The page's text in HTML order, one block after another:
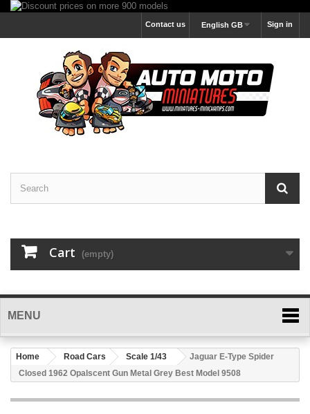
Sign in
English GB
Contact us
Cart (empty)
MENU
Home Road Cars Scale 1/43
Jaguar E-Type Spider
Closed 1962 Opalscent Gun Metal Grey Best Model 9508